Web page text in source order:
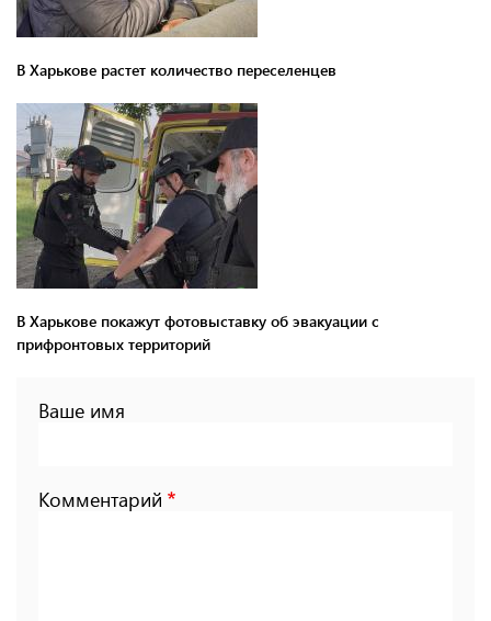
В Харькове растет количество переселенцев
В Харькове покажут фотовыставку об эвакуации с
прифронтовых территорий
Ваше имя
Комментарий